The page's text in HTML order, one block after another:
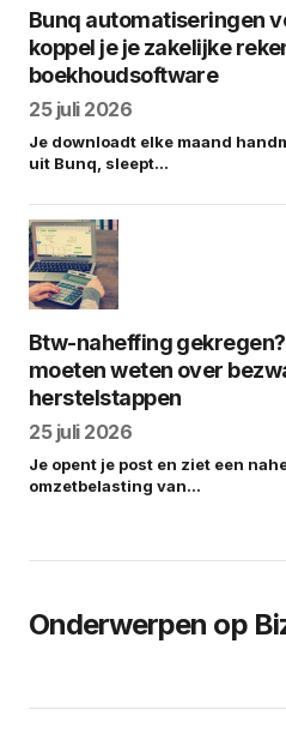
Bunq automatiseringen
koppel je je zakelijke
boekhoudsoftware
25 juli 2026
Je downloadt elke maand
uit Bunq, sleept…
Btw-naheffing
moeten weten over
herstelstappen
25 juli 2026
Je opent je post en ziet een
omzetbelasting van…
Onderwerpen op